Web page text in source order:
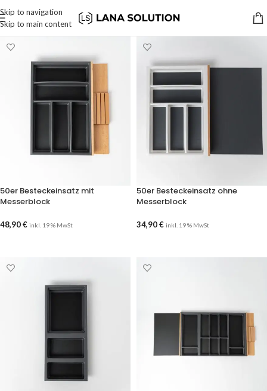
Skip to navigation
Skip to main content
50er Besteckeinsatz mit
Messerblock
48,90€ inkl. 19 % MwSt
50er Besteckeinsatz ohne
Messerblock
34,90€ inkl. 19 % MwSt